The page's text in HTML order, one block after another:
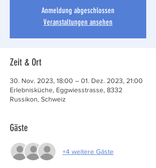
Anmeldung abgeschlossen
Veranstaltungen ansehen
Zeit & Ort
30. Nov. 2023, 18:00 – 01. Dez. 2023, 21:00
Erlebnisküche, Eggwiesstrasse, 8332
Russikon, Schweiz
Gäste
+4 weitere Gäste